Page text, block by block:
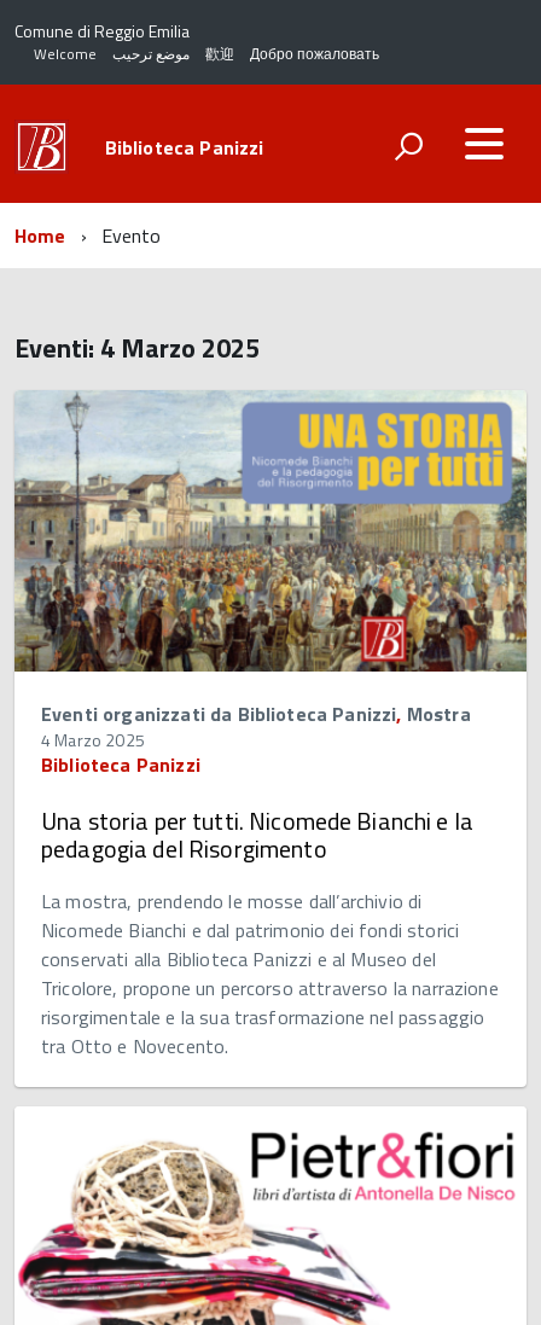
Comune di Reggio Emilia
Welcome موضع ترحيب 歡迎 Добро пожаловать
Biblioteca Panizzi
Home Evento
Eventi: 4 Marzo 2025
Eventi organizzati da Biblioteca Panizzi, Mostra
4 Marzo 2025
Biblioteca Panizzi
Una storia per tutti. Nicomede Bianchi e la
pedagogia del Risorgimento
La mostra, prendendo le mosse dall’archivio di
Nicomede Bianchi e dal patrimonio dei fondi storici
conservati alla Biblioteca Panizzi e al Museo del
Tricolore, propone un percorso attraverso la narrazione
risorgimentale e la sua trasformazione nel passaggio
tra Otto e Novecento.